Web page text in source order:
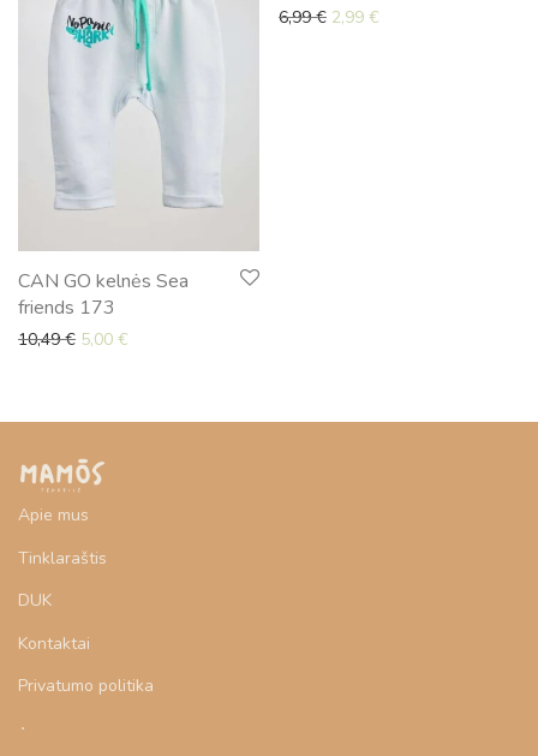
CAN GO kelnės Sea
friends 173
10,49€ Original price was: 10,49 €.
5,00 €
6,99€ Original price was: 6,99 €.
2,99 €
Apie mus
Tinklaraštis
DUK
Kontaktai
Privatumo politika
‎⬞